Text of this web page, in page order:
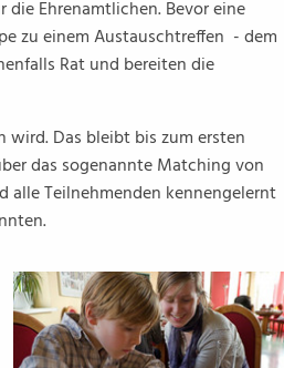
Ehrenamtlichen. Bevor eine
zu einem Austauschtreffen - dem
Rat und bereiten die
Das bleibt bis zum ersten
das sogenannte Matching von
alle Teilnehmenden kennengelernt